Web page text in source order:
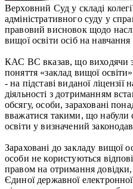
Верховний Суд у складі
адміністративного суду у
правовий висновок щодо
вищої освіти осіб на
КАС ВС вказав, що виходячи з
поняття «заклад вищої
- на підставі виданої ліцензії
діяльності з дотриманням
обсягу, особи, зараховані
вважатися такими, що набули
освіти у визначений
Зараховані до закладу вищої
особи не користуються
правом на отримання
Єдиної державної